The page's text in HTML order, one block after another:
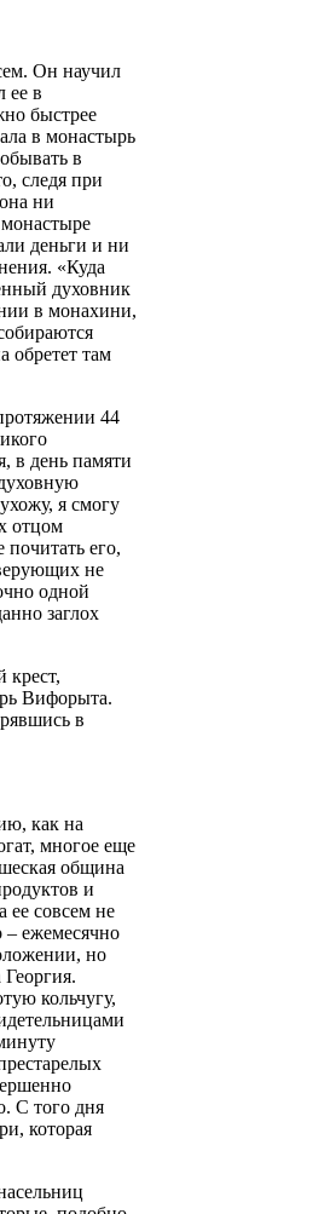
Он научил
ее в
быстрее
в монастырь
в
следя при
ни
деньги и ни
«Куда
духовник
в монахини,
обретет там
44
в день памяти
я смогу
отцом
его,
не
одной
заглох
крест,
Вифорыта.
в
как на
многое еще
община
и
ее совсем не
ежемесячно
но
кольчугу,
С того дня
которая